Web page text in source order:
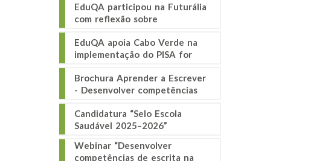
EduQA participou na Futurália
com reflexão sobre
EduQA apoia Cabo Verde na
implementação do PISA for
Brochura Aprender a Escrever
- Desenvolver competências
Candidatura “Selo Escola
Saudável 2025–2026”
Webinar “Desenvolver
competências de escrita na